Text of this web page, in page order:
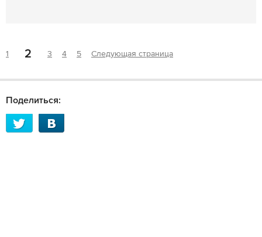
1 2 3 4 5 Следующая страница
Поделиться: